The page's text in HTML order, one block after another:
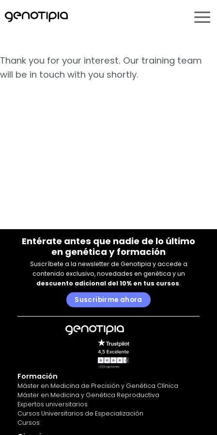
al
Thank you for your interest. Our training team
will be in touch with you shortly.
Entérate antes que nadie de lo último
en genética y formación
Suscríbete a la newsletter de Genotipia y accede a
contenido exclusivo, novedades en genética y un
descuento adicional del 10% en tus cursos.
Suscribirme ahora
Formación
Máster en Medicina de Precisión y Genética Clínica
Máster en Medicina y Genética Reproductiva
Expertos universitarios
Cursos Universitarios de Especialización
Cursos